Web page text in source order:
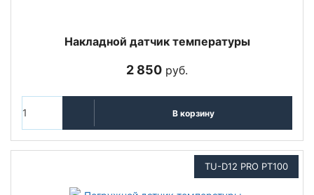
Накладной датчик температуры
2 850 руб.
В корзину
TU-D12 PRO PT100